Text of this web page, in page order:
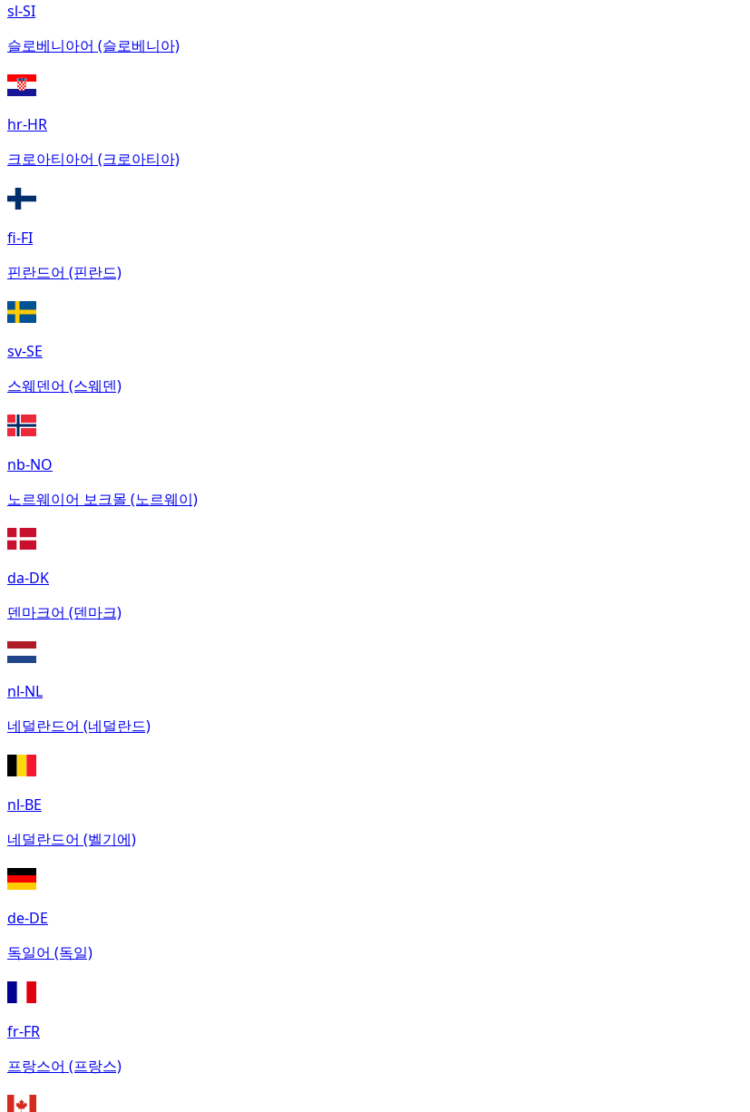
sl-SI
슬로베니아어 (슬로베니아)
hr-HR
크로아티아어 (크로아티아)
fi-FI
핀란드어 (핀란드)
sv-SE
스웨덴어 (스웨덴)
nb-NO
노르웨이어 보크몰 (노르웨이)
da-DK
덴마크어 (덴마크)
nl-NL
네덜란드어 (네덜란드)
nl-BE
네덜란드어 (벨기에)
de-DE
독일어 (독일)
fr-FR
프랑스어 (프랑스)